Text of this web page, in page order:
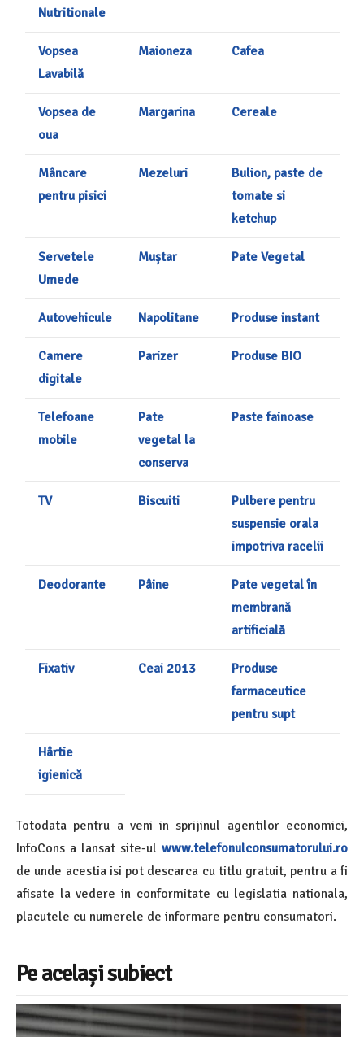
Nutritionale
Vopsea
Lavabilă
Maioneza Cafea
Vopsea de
oua
Margarina Cereale
Mâncare
pentru pisici
Mezeluri
Bulion, paste de
tomate si
ketchup
Servetele
Umede
Muștar Pate Vegetal
Autovehicule Napolitane Produse instant
Camere
digitale
Parizer Produse BIO
Telefoane
mobile
Pate
vegetal la
conserva
Paste fainoase
TV Biscuiti
Pulbere pentru
suspensie orala
impotriva racelii
Deodorante Pâine
Pate vegetal în
membrană
artificială
Fixativ Ceai 2013
Produse
farmaceutice
pentru supt
Hârtie
igienică
Totodata pentru a veni in sprijinul agentilor economici,
InfoCons a lansat site-ul www.telefonulconsumatorului.ro
de unde acestia isi pot descarca cu titlu gratuit, pentru a fi
afisate la vedere in conformitate cu legislatia nationala,
placutele cu numerele de informare pentru consumatori.
Pe același subiect